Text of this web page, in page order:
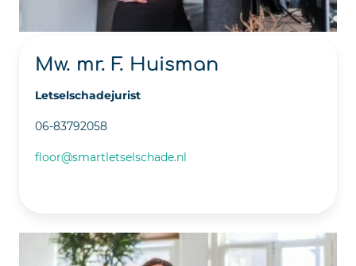
Mw. mr. F. Huisman
Letselschadejurist
06-83792058
floor@smartletselschade.nl